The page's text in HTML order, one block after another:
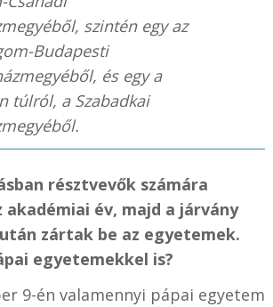
szintén egy az
Budapesti
és egy a
túlról, a Szabadkai
résztvevők számára
év, majd a járvány
zártak be az egyetemek.
egyetemekkel is?
9-én valamennyi pápai egyetem